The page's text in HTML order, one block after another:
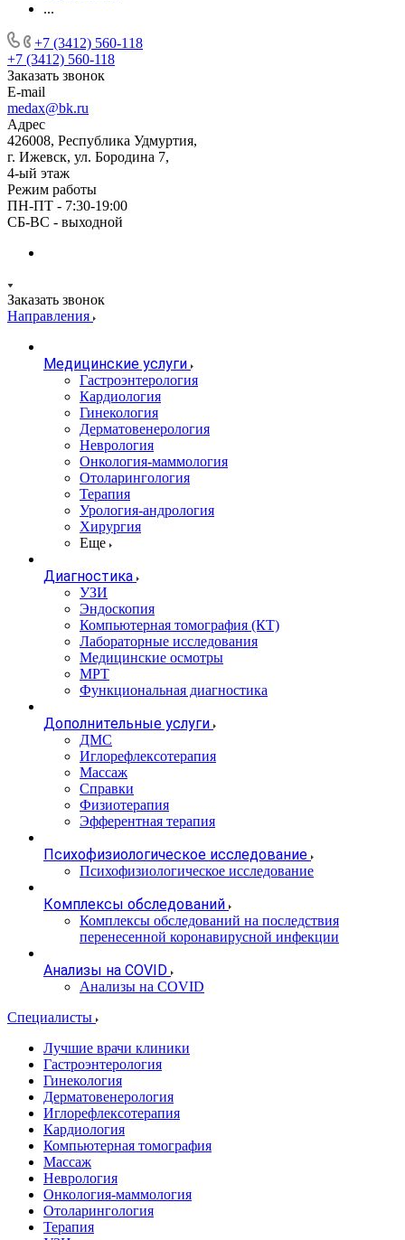
...
+7 (3412) 560-118
+7 (3412) 560-118
Заказать звонок
E-mail
medax@bk.ru
Адрес
426008, Республика Удмуртия,
г. Ижевск, ул. Бородина 7,
4-ый этаж
Режим работы
ПН-ПТ - 7:30-19:00
СБ-ВС - выходной
Заказать звонок
Направления
Медицинские услуги
Гастроэнтерология
Кардиология
Гинекология
Дерматовенерология
Неврология
Онкология-маммология
Отоларингология
Терапия
Урология-андрология
Хирургия
Еще
Диагностика
УЗИ
Эндоскопия
Компьютерная томография (КТ)
Лабораторные исследования
Медицинские осмотры
МРТ
Функциональная диагностика
Дополнительные услуги
ДМС
Иглорефлексотерапия
Массаж
Справки
Физиотерапия
Эфферентная терапия
Психофизиологическое исследование
Психофизиологическое исследование
Комплексы обследований
Комплексы обследований на последствия
перенесенной коронавирусной инфекции
Анализы на COVID
Анализы на COVID
Специалисты
Лучшие врачи клиники
Гастроэнтерология
Гинекология
Дерматовенерология
Иглорефлексотерапия
Кардиология
Компьютерная томография
Массаж
Неврология
Онкология-маммология
Отоларингология
Терапия